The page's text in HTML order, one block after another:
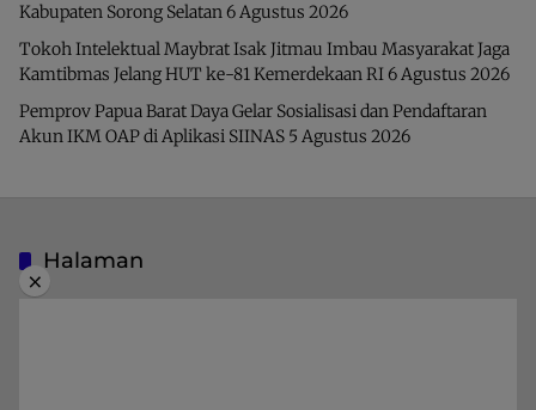
Kabupaten Sorong Selatan6 Agustus 2026
Tokoh Intelektual Maybrat Isak Jitmau Imbau Masyarakat Jaga
Kamtibmas Jelang HUT ke-81 Kemerdekaan RI6 Agustus 2026
Pemprov Papua Barat Daya Gelar Sosialisasi dan Pendaftaran
Akun IKM OAP di Aplikasi SIINAS 5 Agustus 2026
Halaman
×